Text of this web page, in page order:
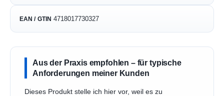
EAN / GTIN 4718017730327
Aus der Praxis empfohlen – für typische
Anforderungen meiner Kunden
Dieses Produkt stelle ich hier vor, weil es zu